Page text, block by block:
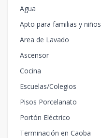
Agua
Apto para familias y niños
Area de Lavado
Ascensor
Cocina
Escuelas/Colegios
Pisos Porcelanato
Portón Eléctrico
Terminación en Caoba